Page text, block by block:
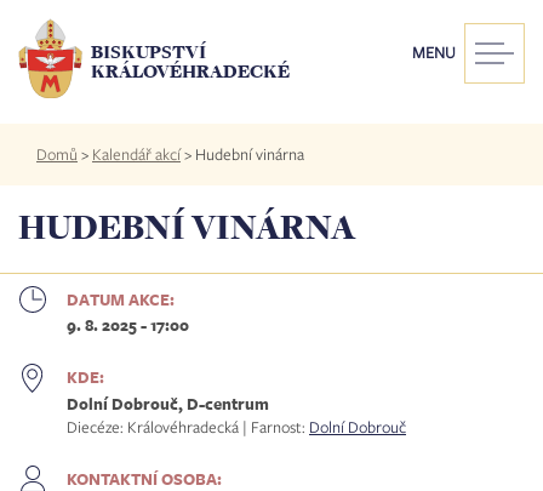
hlavnímu
obsahu
BISKUPSTVÍ
KRÁLOVÉHRADECKÉ
MENU
Drobečková
navigace
Domů > Kalendář akcí> Hudební vinárna
HUDEBNÍ VINÁRNA
DATUM AKCE:
9. 8. 2025 - 17:00
KDE:
Dolní Dobrouč, D-centrum
Diecéze: Královéhradecká | Farnost: Dolní Dobrouč
KONTAKTNÍ OSOBA: